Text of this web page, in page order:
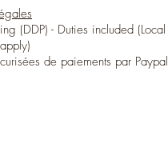
(DDP) - Duties included (Local
de paiements par Paypal